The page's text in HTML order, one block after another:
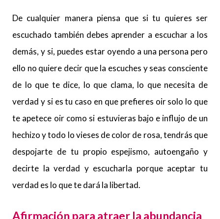
De cualquier manera piensa que si tu quieres ser
escuchado también debes aprender a escuchar a los
demás, y si, puedes estar oyendo a una persona pero
ello no quiere decir que la escuches y seas consciente
de lo que te dice, lo que clama, lo que necesita de
verdad y si es tu caso en que prefieres oir solo lo que
te apetece oir como si estuvieras bajo e influjo de un
hechizo y todo lo vieses de color de rosa, tendrás que
despojarte de tu propio espejismo, autoengaño y
decirte la verdad y escucharla porque aceptar tu
verdad es lo que te dará la libertad.
Afirmación para atraer la abundancia